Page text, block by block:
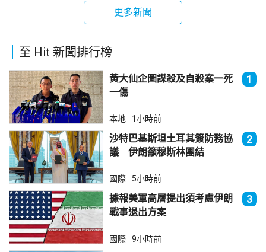
更多新聞
至 Hit 新聞排行榜
黃大仙企圖謀殺及自殺案一死
一傷
1
本地 1小時前
沙特巴基斯坦土耳其簽防務協
議 伊朗籲穆斯林團結
2
國際 5小時前
據報美軍高層提出須考慮伊朗
戰事退出方案
3
國際 9小時前